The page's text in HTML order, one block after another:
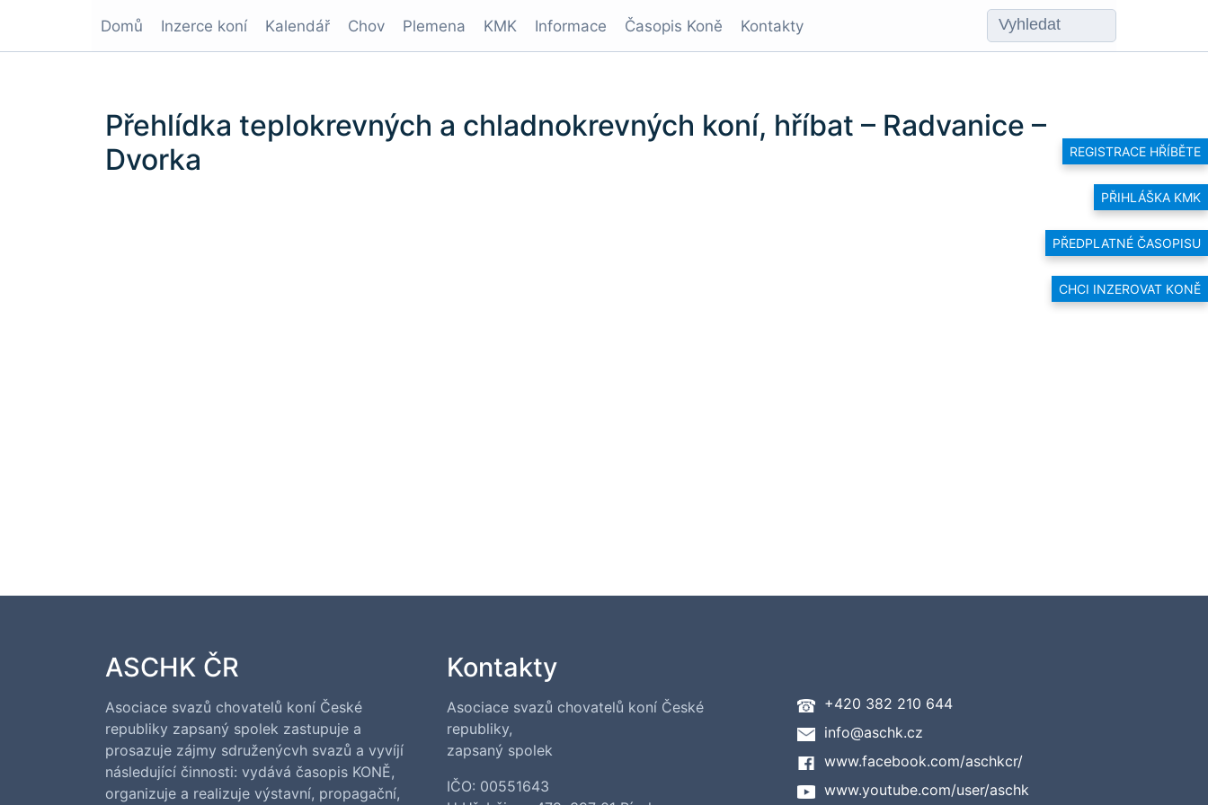
REGISTRACE HŘÍBĚTE
PŘIHLÁŠKA KMK
PŘEDPLATNÉ ČASOPISU
CHCI INZEROVAT KONĚ
Domů Inzerce koní Kalendář Chov Plemena KMK Informace Časopis Koně Kontakty
Přehlídka teplokrevných a chladnokrevných koní, hříbat – Radvanice –
Dvorka
ASCHK ČR
Asociace svazů chovatelů koní České
republiky zapsaný spolek zastupuje a
prosazuje zájmy sdruženýcvh svazů a vyvíjí
následující činnosti: vydává časopis KONĚ,
organizuje a realizuje výstavní, propagační,
Kontakty
Asociace svazů chovatelů koní České
republiky,
zapsaný spolek
IČO: 00551643
+420 382 210 644
info@aschk.cz
www.facebook.com/aschkcr/
www.youtube.com/user/aschk